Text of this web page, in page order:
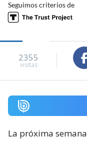
Seguimos criterios de
2355
visitas
La próxima